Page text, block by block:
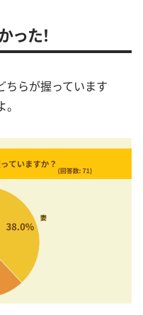
た！
ちらが握っています